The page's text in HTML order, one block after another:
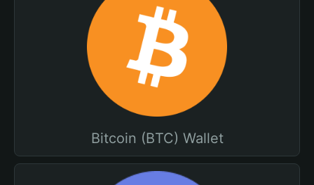
Bitcoin (BTC) Wallet